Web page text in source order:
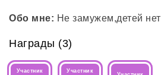
Обо мне: Не замужем,детей нет
Награды (3)
Участник
Участник